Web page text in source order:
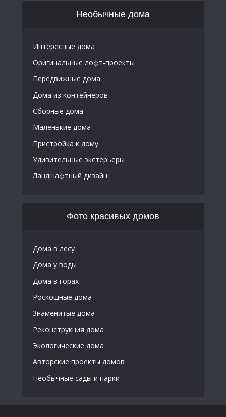
Необычные дома
Интересные дома
Оригинальные лофт-проекты
Передвижные дома
Дома из контейнеров
Сборные дома
Маленькие дома
Пристройка к дому
Удивительные экстерьеры
Ландшафтный дизайн
Фото красивых домов
Дома в лесу
Дома у воды
Дома в горах
Роскошные дома
Знаменитые дома
Реконструкция дома
Экологические дома
Авторские проекты домов
Необычные сады и парки